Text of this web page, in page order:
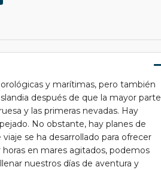
y marítimas, pero también
después de que la mayor parte
y las primeras nevadas. Hay
No obstante, hay planes de
se ha desarrollado para ofrecer
en mares agitados, podemos
nuestros días de aventura y